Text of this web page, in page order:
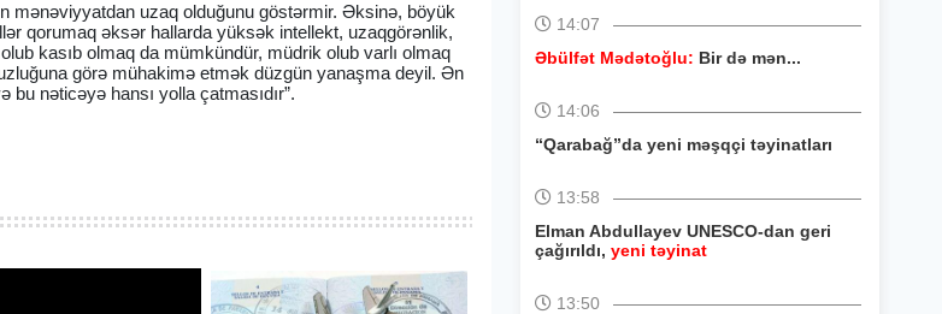
mənəviyyatdan uzaq olduğunu göstərmir. Əksinə, böyük
qorumaq əksər hallarda yüksək intellekt, uzaqgörənlik,
kasıb olmaq da mümkündür, müdrik olub varlı olmaq
görə mühakimə etmək düzgün yanaşma deyil. Ən
nəticəyə hansı yolla çatmasıdır”.
14:07
Əbülfət Mədətoğlu: Bir də mən...
14:06
“Qarabağ”da yeni məşqçi təyinatları
13:58
Elman Abdullayev UNESCO-dan geri
çağırıldı, yeni təyinat
13:50